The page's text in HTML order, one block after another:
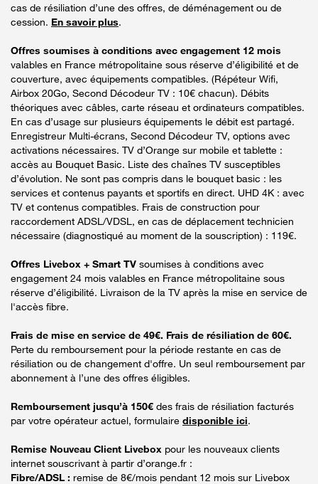
cas de résiliation d’une des offres, de déménagement ou de
cession. En savoir plus.
Offres soumises à conditions avec engagement 12 mois
valables en France métropolitaine sous réserve d’éligibilité et de
couverture, avec équipements compatibles. (Répéteur Wifi,
Airbox 20Go, Second Décodeur TV : 10€ chacun). Débits
théoriques avec câbles, carte réseau et ordinateurs compatibles.
En cas d’usage sur plusieurs équipements le débit est partagé.
Enregistreur Multi-écrans, Second Décodeur TV, options avec
activations nécessaires. TV d’Orange sur mobile et tablette :
accès au Bouquet Basic. Liste des chaînes TV susceptibles
d’évolution. Ne sont pas compris dans le bouquet basic : les
services et contenus payants et sportifs en direct. UHD 4K : avec
TV et contenus compatibles. Frais de construction pour
raccordement ADSL/VDSL, en cas de déplacement technicien
nécessaire (diagnostiqué au moment de la souscription) : 119€.
Offres Livebox + Smart TV soumises à conditions avec
engagement 24 mois valables en France métropolitaine sous
réserve d’éligibilité. Livraison de la TV après la mise en service de
l'accès fibre.
Frais de mise en service de 49€. Frais de résiliation de 60€.
Perte du remboursement pour la période restante en cas de
résiliation ou de changement d'offre. Un seul remboursement par
abonnement à l’une des offres éligibles.
Remboursement jusqu’à 150€ des frais de résiliation facturés
par votre opérateur actuel, formulaire disponible ici.
Remise Nouveau Client Livebox pour les nouveaux clients
internet souscrivant à partir d’orange.fr :
Fibre/ADSL : remise de 8€/mois pendant 12 mois sur Livebox